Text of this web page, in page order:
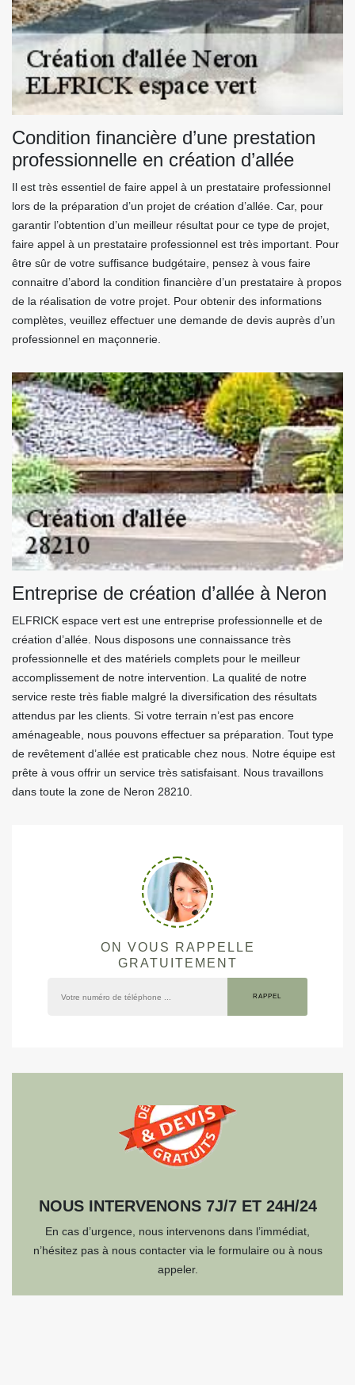
Condition financière d’une prestation
professionnelle en création d’allée
Il est très essentiel de faire appel à un prestataire professionnel
lors de la préparation d’un projet de création d’allée. Car, pour
garantir l’obtention d’un meilleur résultat pour ce type de projet,
faire appel à un prestataire professionnel est très important. Pour
être sûr de votre suffisance budgétaire, pensez à vous faire
connaitre d’abord la condition financière d’un prestataire à propos
de la réalisation de votre projet. Pour obtenir des informations
complètes, veuillez effectuer une demande de devis auprès d’un
professionnel en maçonnerie.
Entreprise de création d’allée à Neron
ELFRICK espace vert est une entreprise professionnelle et de
création d’allée. Nous disposons une connaissance très
professionnelle et des matériels complets pour le meilleur
accomplissement de notre intervention. La qualité de notre
service reste très fiable malgré la diversification des résultats
attendus par les clients. Si votre terrain n’est pas encore
aménageable, nous pouvons effectuer sa préparation. Tout type
de revêtement d’allée est praticable chez nous. Notre équipe est
prête à vous offrir un service très satisfaisant. Nous travaillons
dans toute la zone de Neron 28210.
ON VOUS RAPPELLE
GRATUITEMENT
NOUS INTERVENONS 7J/7 ET 24H/24
En cas d’urgence, nous intervenons dans l’immédiat,
n’hésitez pas à nous contacter via le formulaire ou à nous
appeler.